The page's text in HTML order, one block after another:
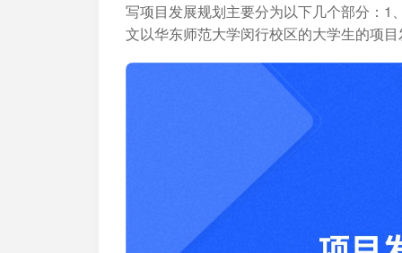
IT研发与运维
地 OKR、敏捷研发等先进理念
生态联盟计划
写项目发展规划主要分为以下几个部分：
文以华东师范大学闵行校区的大学生的项